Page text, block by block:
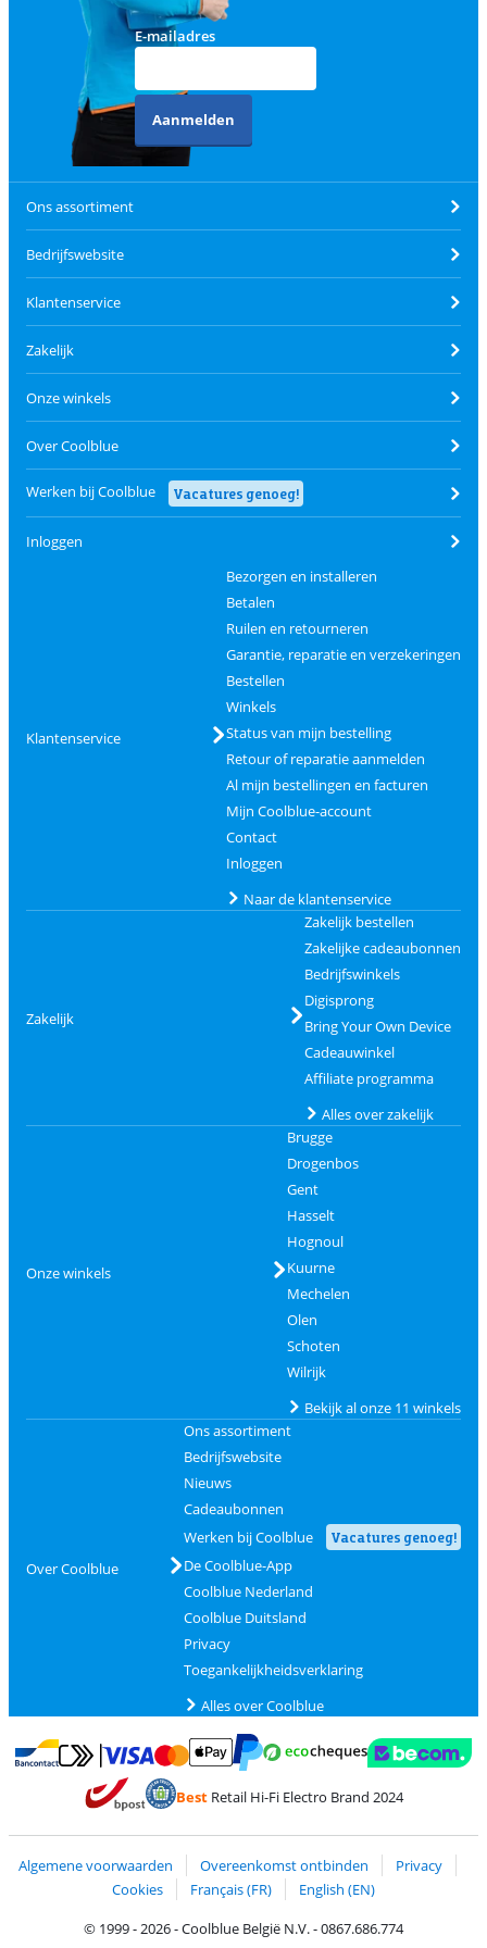
E-mailadres
Aanmelden
Ons assortiment
Bedrijfswebsite
Klantenservice
Zakelijk
Onze winkels
Over Coolblue
Werken bij Coolblue Vacatures genoeg!
Inloggen
Klantenservice
Bezorgen en installeren
Betalen
Ruilen en retourneren
Garantie, reparatie en verzekeringen
Bestellen
Winkels
Status van mijn bestelling
Retour of reparatie aanmelden
Al mijn bestellingen en facturen
Mijn Coolblue-account
Contact
Inloggen
Naar de klantenservice
Zakelijk
Zakelijk bestellen
Zakelijke cadeaubonnen
Bedrijfswinkels
Digisprong
Bring Your Own Device
Cadeauwinkel
Affiliate programma
Alles over zakelijk
Onze winkels
Brugge
Drogenbos
Gent
Hasselt
Hognoul
Kuurne
Mechelen
Olen
Schoten
Wilrijk
Bekijk al onze 11 winkels
Over Coolblue
Ons assortiment
Bedrijfswebsite
Nieuws
Cadeaubonnen
Werken bij Coolblue
Vacatures genoeg!
De Coolblue-App
Coolblue Nederland
Coolblue Duitsland
Privacy
Toegankelijkheidsverklaring
Alles over Coolblue
Betalen met Bancontact
Betalen met MasterCard en Visa via ClickToPay
BestRetail Hi-Fi Electro Brand 2024
Algemene voorwaarden Overeenkomst ontbinden
Privacy
Cookies
Français (FR)
English (EN)
© 1999 - 2026 - Coolblue België N.V. - 0867.686.774